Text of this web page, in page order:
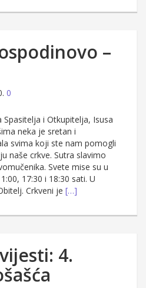
–
0
i Otkupitelja, Isusa
neka je sretan i
svima koji ste nam pomogli
naše crkve. Sutra slavimo
Svete mise su u
17:30 i 18:30 sati. U
Crkveni je […]
4.